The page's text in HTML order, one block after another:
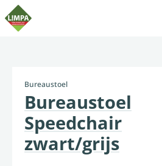
Bureaustoel
Bureaustoel
Speedchair
zwart/grijs